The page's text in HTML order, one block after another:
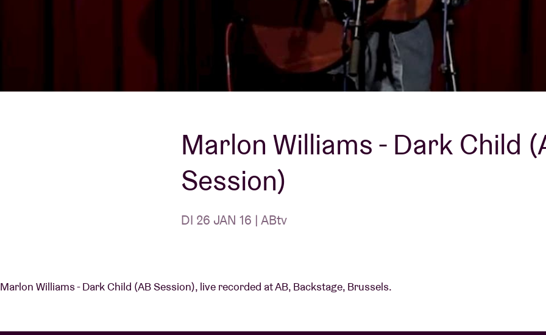
Nieuws
AB ❤ you
Over AB
Contact
Marlon Williams - Dark Child
Session)
DI 26 JAN 16 | ABtv
Marlon Williams - Dark Child (AB Session), live recorded at AB, Backstage, Brussels.